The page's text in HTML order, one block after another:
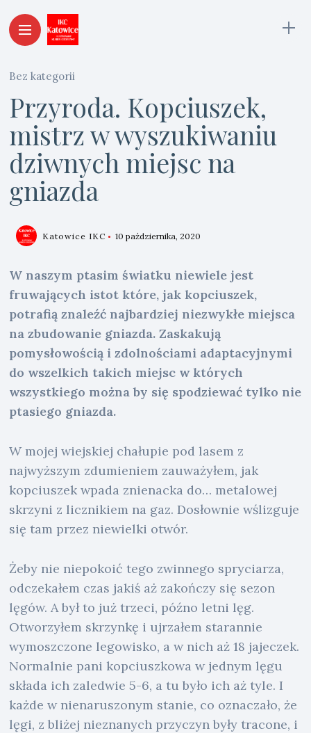
Bez kategorii
Przyroda. Kopciuszek,
mistrz w wyszukiwaniu
dziwnych miejsc na
gniazda
Katowice IKC 10 października, 2020
W naszym ptasim światku niewiele jest
fruwających istot które, jak kopciuszek,
potrafią znaleźć najbardziej niezwykłe miejsca
na zbudowanie gniazda. Zaskakują
pomysłowością i zdolnościami adaptacyjnymi
do wszelkich takich miejsc w których
wszystkiego można by się spodziewać tylko nie
ptasiego gniazda.
W mojej wiejskiej chałupie pod lasem z
najwyższym zdumieniem zauważyłem, jak
kopciuszek wpada znienacka do… metalowej
skrzyni z licznikiem na gaz. Dosłownie wślizguje
się tam przez niewielki otwór.
Żeby nie niepokoić tego zwinnego spryciarza,
odczekałem czas jakiś aż zakończy się sezon
lęgów. A był to już trzeci, późno letni lęg.
Otworzyłem skrzynkę i ujrzałem starannie
wymoszczone legowisko, a w nich aż 18 jajeczek.
Normalnie pani kopciuszkowa w jednym lęgu
składa ich zaledwie 5-6, a tu było ich aż tyle. I
każde w nienaruszonym stanie, co oznaczało, że
lęgi, z bliżej nieznanych przyczyn były tracone, i